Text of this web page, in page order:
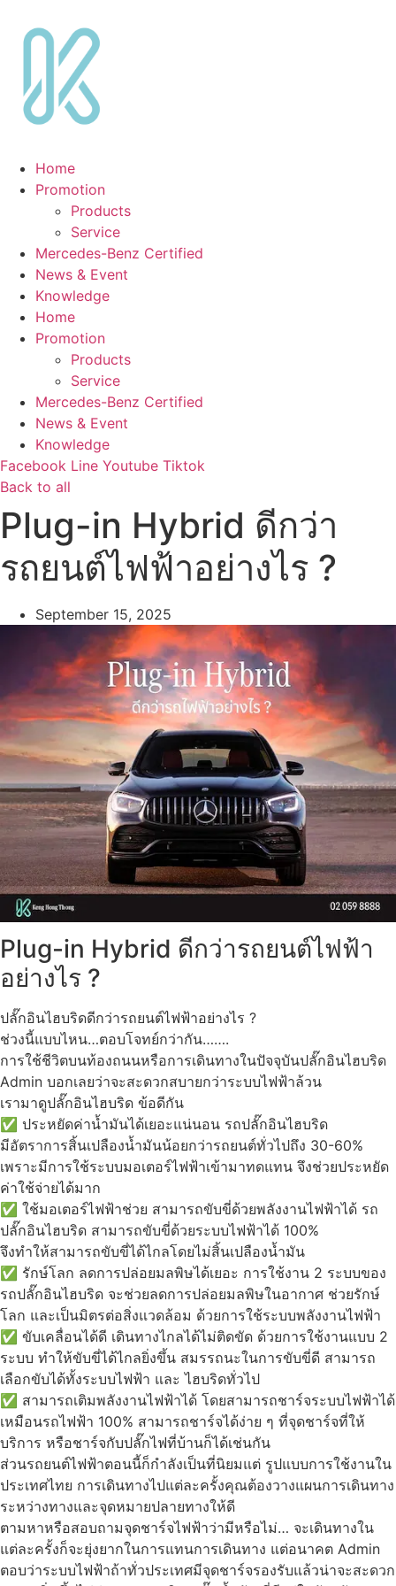
Home
Promotion
Products
Service
Mercedes-Benz Certified
News & Event
Knowledge
Home
Promotion
Products
Service
Mercedes-Benz Certified
News & Event
Knowledge
Facebook Line Youtube Tiktok
Back to all
Plug-in Hybrid ดีกว่า
รถยนต์ไฟฟ้าอย่างไร ?
September 15, 2025
Plug-in Hybrid ดีกว่ารถยนต์ไฟฟ้า
อย่างไร ?
ปลั๊กอินไฮบริดดีกว่ารถยนต์ไฟฟ้าอย่างไร ?
ช่วงนี้แบบไหน…ตอบโจทย์กว่ากัน…….
การใช้ชีวิตบนท้องถนนหรือการเดินทางในปัจจุบันปลั๊กอินไฮบริด
Admin บอกเลยว่าจะสะดวกสบายกว่าระบบไฟฟ้าล้วน
เรามาดูปลั๊กอินไฮบริด ข้อดีกัน
✅ ประหยัดค่าน้ำมันได้เยอะแน่นอน รถปลั๊กอินไฮบริด
มีอัตราการสิ้นเปลืองน้ำมันน้อยกว่ารถยนต์ทั่วไปถึง 30-60%
เพราะมีการใช้ระบบมอเตอร์ไฟฟ้าเข้ามาทดแทน จึงช่วยประหยัด
ค่าใช้จ่ายได้มาก
✅ ใช้มอเตอร์ไฟฟ้าช่วย สามารถขับขี่ด้วยพลังงานไฟฟ้าได้ รถ
ปลั๊กอินไฮบริด สามารถขับขี่ด้วยระบบไฟฟ้าได้ 100%
จึงทำให้สามารถขับขี่ได้ไกลโดยไม่สิ้นเปลืองน้ำมัน
✅ รักษ์โลก ลดการปล่อยมลพิษได้เยอะ การใช้งาน 2 ระบบของ
รถปลั๊กอินไฮบริด จะช่วยลดการปล่อยมลพิษในอากาศ ช่วยรักษ์
โลก และเป็นมิตรต่อสิ่งแวดล้อม ด้วยการใช้ระบบพลังงานไฟฟ้า
✅ ขับเคลื่อนได้ดี เดินทางไกลได้ไม่ติดขัด ด้วยการใช้งานแบบ 2
ระบบ ทำให้ขับขี่ได้ไกลยิ่งขึ้น สมรรถนะในการขับขี่ดี สามารถ
เลือกขับได้ทั้งระบบไฟฟ้า และ ไฮบริดทั่วไป
✅ สามารถเติมพลังงานไฟฟ้าได้ โดยสามารถชาร์จระบบไฟฟ้าได้
เหมือนรถไฟฟ้า 100% สามารถชาร์จได้ง่าย ๆ ที่จุดชาร์จที่ให้
บริการ หรือชาร์จกับปลั๊กไฟที่บ้านก็ได้เช่นกัน
ส่วนรถยนต์ไฟฟ้าตอนนี้ก็กำลังเป็นที่นิยมแต่ รูปแบบการใช้งานใน
ประเทศไทย การเดินทางไปแต่ละครั้งคุณต้องวางแผนการเดินทาง
ระหว่างทางและจุดหมายปลายทางให้ดี
ตามหาหรือสอบถามจุดชาร์จไฟฟ้าว่ามีหรือไม่… จะเดินทางใน
แต่ละครั้งก็จะยุ่งยากในการแทนการเดินทาง แต่อนาคต Admin
ตอบว่าระบบไฟฟ้าถ้าทั่วประเทศมีจุดชาร์จรองรับแล้วน่าจะสะดวก